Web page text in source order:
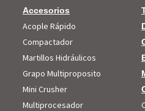
Accesorios
Acople Rápido
Compactador
Martillos Hidráulicos
Grapo Multiproposito
Mini Crusher
Multiprocesador